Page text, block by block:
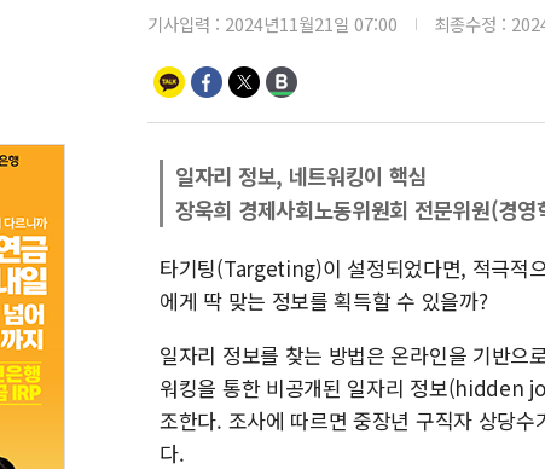
기사입력 : 2024년11월21일 07:00 최종수정 :
일자리 정보, 네트워킹이 핵심
장욱희 경제사회노동위원회 전문위원(경영
타기팅(Targeting)이 설정되었다면, 적극적
에게 딱 맞는 정보를 획득할 수 있을까?
일자리 정보를 찾는 방법은 온라인을 기반
워킹을 통한 비공개된 일자리 정보(hidden
조한다. 조사에 따르면 중장년 구직자 상당
다.